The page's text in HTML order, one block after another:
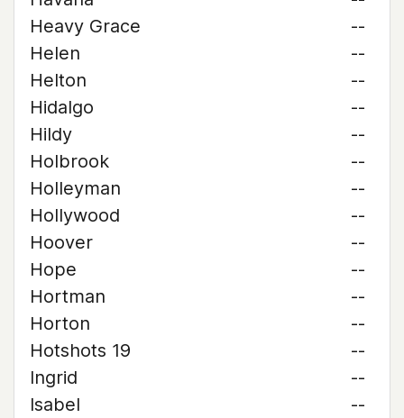
Heavy Grace
--
Helen
--
Helton
--
Hidalgo
--
Hildy
--
Holbrook
--
Holleyman
--
Hollywood
--
Hoover
--
Hope
--
Hortman
--
Horton
--
Hotshots 19
--
Ingrid
--
Isabel
--